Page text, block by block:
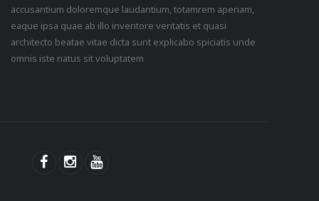
accusantium doloremque laudantium, totamrem aperiam,
eaque ipsa quae ab illo inventore veritatis et quasi
architecto beatae vitae dicta sunt explicabo spiciatis unde
omnis iste natus sit voluptatem